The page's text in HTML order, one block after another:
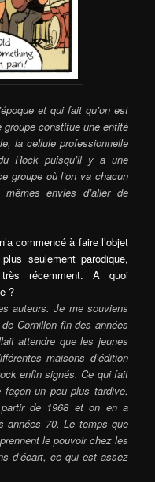
et qui fait qu’on est
constitue une entité
la cellule professionnelle
Rock puisqu’il y a une
groupe où l’on va chacun
envies d’aller de
commencé à faire l’objet
seulement parodique,
récemment. A quoi
?
auteurs. Je me souviens
Cornillon fin des années
attendre que les jeunes
maisons d’édition
enfin signés. Ce qui fait
façon un peu plus tardive.
de 1968 et on en a
années 70. Le temps que
le pouvoir chez les
d’écart, ce qui est assez